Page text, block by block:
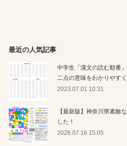
最近の人気記事
中学生「漢文の読む順番
二点の意味をわかりやす
2023.07.01 10:31
【最新版】神奈川県素敵
した！
2026.07.16 15:05